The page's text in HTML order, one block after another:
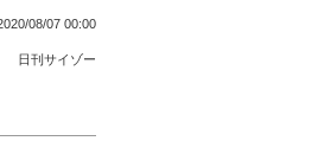
08/07 00:00
日刊サイゾー